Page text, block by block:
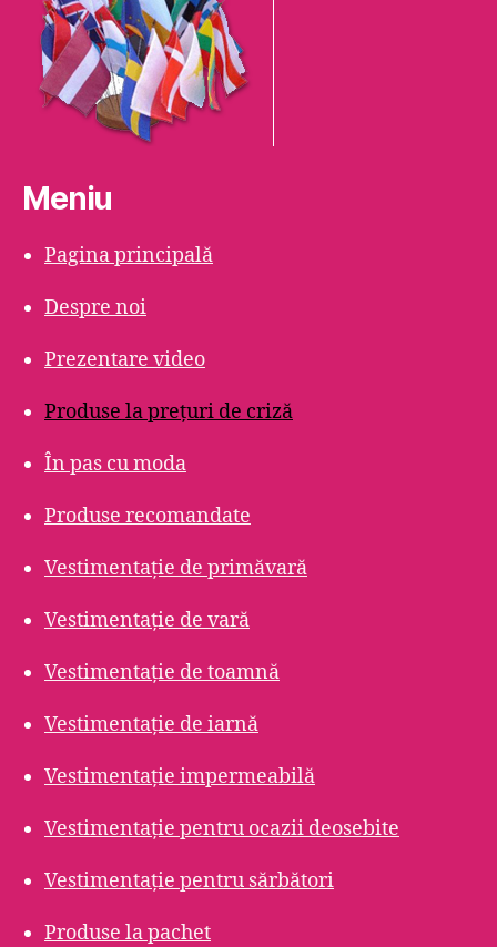
Meniu
Pagina principală
Despre noi
Prezentare video
Produse la prețuri de criză
În pas cu moda
Produse recomandate
Vestimentație de primăvară
Vestimentație de vară
Vestimentație de toamnă
Vestimentație de iarnă
Vestimentație impermeabilă
Vestimentație pentru ocazii deosebite
Vestimentație pentru sărbători
Produse la pachet